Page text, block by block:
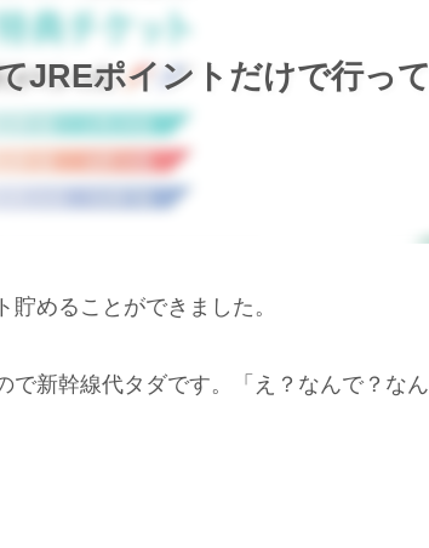
JREポイントだけで行って
めることができました。
で新幹線代タダです。「え？なんで？なん